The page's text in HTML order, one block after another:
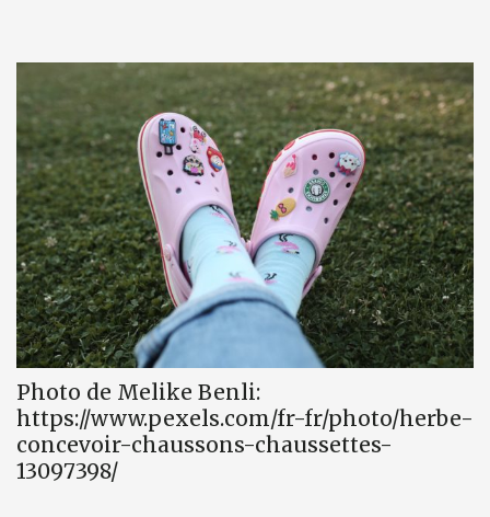
Photo de Melike Benli:
https://www.pexels.com/fr-fr/photo/herbe-
concevoir-chaussons-chaussettes-
13097398/